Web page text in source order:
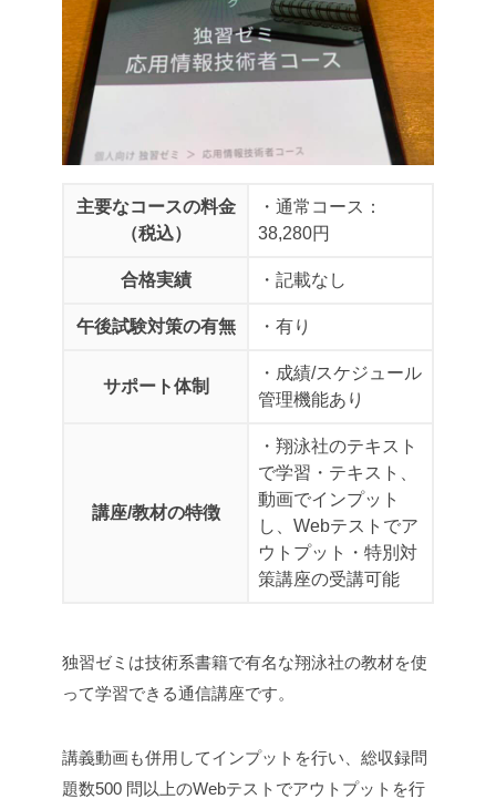
主要なコースの料金
（税込）
・通常コース：
38,280円
合格実績 ・記載なし
午後試験対策の有無 ・有り
サポート体制
・成績/スケジュール
管理機能あり
講座/教材の特徴
・翔泳社のテキスト
で学習 ・テキスト、
動画でインプット
し、Webテストでア
ウトプット
・特別対
策講座の受講可能
独習ゼミは技術系書籍で有名な翔泳社の教材を使
って学習できる通信講座です。
講義動画も併用してインプットを行い、総収録問
題数500 問以上のWebテストでアウトプットを行